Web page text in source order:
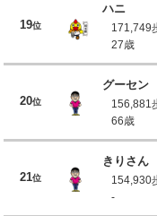
19位
ハニ
171,749
27歳
20位
グーセン
156,881
66歳
21位
きりさん
154,930
-